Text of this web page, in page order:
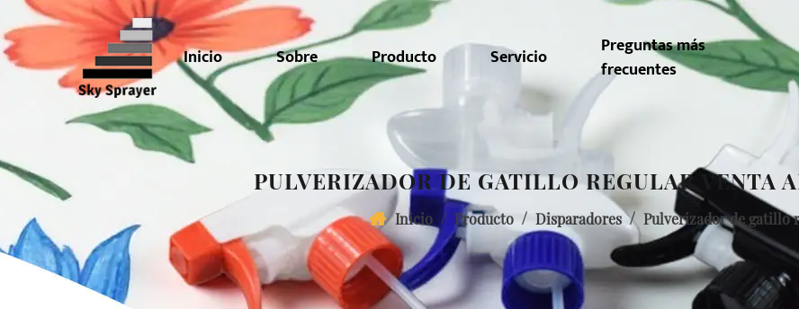
Inicio Sobre Producto Servicio
Preguntas más
frecuentes
PULVERIZADOR DE GATILLO REGULAR VENTA
Inicio / Producto / Disparadores / Pulverizador de gatillo